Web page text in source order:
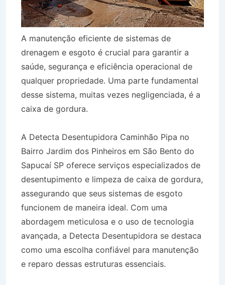
A manutenção eficiente de sistemas de
drenagem e esgoto é crucial para garantir a
saúde, segurança e eficiência operacional de
qualquer propriedade. Uma parte fundamental
desse sistema, muitas vezes negligenciada, é a
caixa de gordura.
A Detecta Desentupidora Caminhão Pipa no
Bairro Jardim dos Pinheiros em São Bento do
Sapucaí SP oferece serviços especializados de
desentupimento e limpeza de caixa de gordura,
assegurando que seus sistemas de esgoto
funcionem de maneira ideal. Com uma
abordagem meticulosa e o uso de tecnologia
avançada, a Detecta Desentupidora se destaca
como uma escolha confiável para manutenção
e reparo dessas estruturas essenciais.